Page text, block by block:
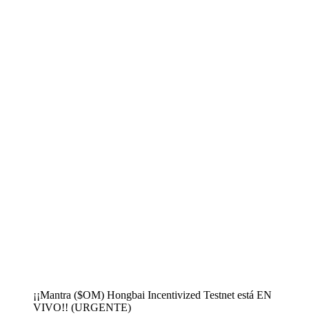
¡¡Mantra ($OM) Hongbai Incentivized Testnet está EN
VIVO!! (URGENTE)